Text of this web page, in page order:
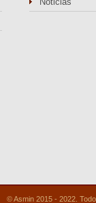
© Asmin 2015 - 2022.